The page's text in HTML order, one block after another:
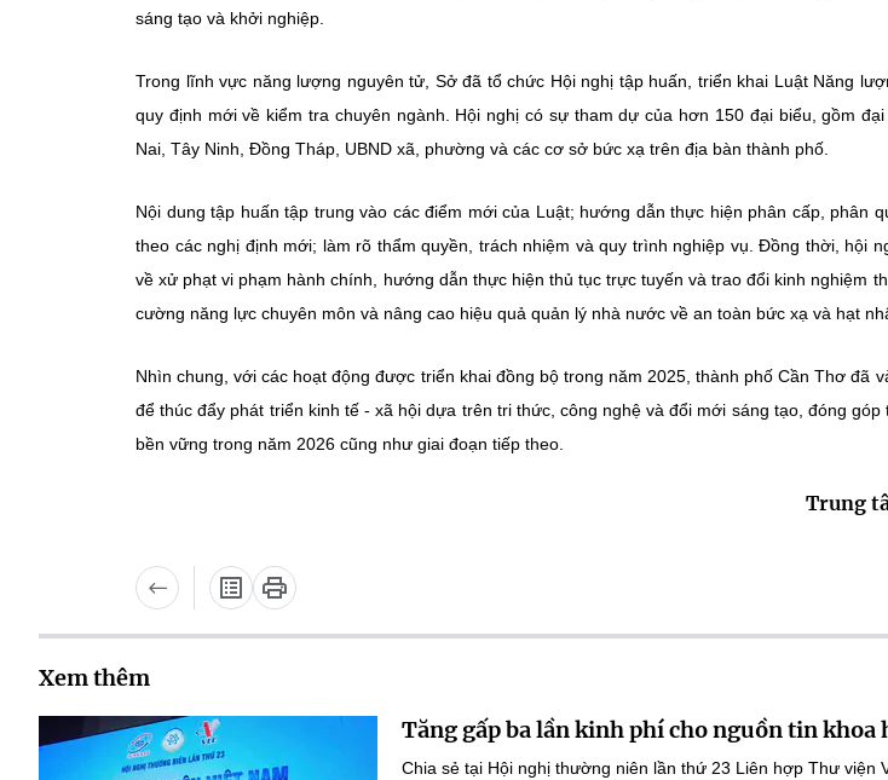
sáng tạo và khởi nghiệp.
Trong lĩnh vực năng lượng nguyên tử, Sở đã tổ chức Hội nghị tập huấn, triển khai Luật Năng
quy định mới về kiểm tra chuyên ngành. Hội nghị có sự tham dự của hơn 150 đại biểu, gồm
Nai, Tây Ninh, Đồng Tháp, UBND xã, phường và các cơ sở bức xạ trên địa bàn thành phố.
Nội dung tập huấn tập trung vào các điểm mới của Luật; hướng dẫn thực hiện phân cấp, phân
theo các nghị định mới; làm rõ thẩm quyền, trách nhiệm và quy trình nghiệp vụ. Đồng thời, hội
về xử phạt vi phạm hành chính, hướng dẫn thực hiện thủ tục trực tuyến và trao đổi kinh nghiệm
cường năng lực chuyên môn và nâng cao hiệu quả quản lý nhà nước về an toàn bức xạ và hạt
Nhìn chung, với các hoạt động được triển khai đồng bộ trong năm 2025, thành phố Cần Thơ đã
để thúc đẩy phát triển kinh tế - xã hội dựa trên tri thức, công nghệ và đổi mới sáng tạo, đóng
bền vững trong năm 2026 cũng như giai đoạn tiếp theo.
Trung
Xem thêm
Tăng gấp ba lần kinh phí cho nguồn tin khoa
Chia sẻ tại Hội nghị thường niên lần thứ 23 Liên hợp Thư viện